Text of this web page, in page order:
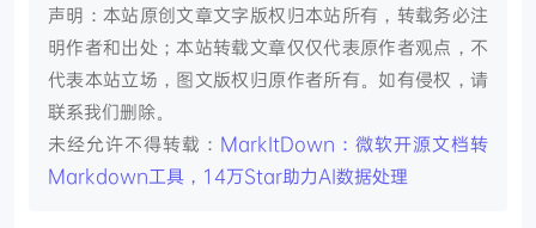
声明：本站原创文章文字版权归本站所有，转载务必注
明作者和出处；本站转载文章仅仅代表原作者观点，不
代表本站立场，图文版权归原作者所有。如有侵权，请
联系我们删除。
未经允许不得转载： MarkItDown：微软开源文档转
Markdown工具，14万Star助力AI数据处理